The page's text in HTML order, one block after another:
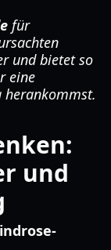
für
und bietet so
eine
und